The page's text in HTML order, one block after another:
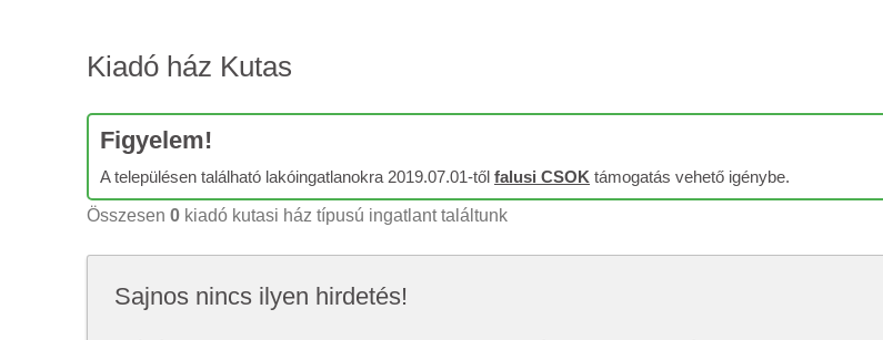
Kiadó ház Kutas
Figyelem!
A településen található lakóingatlanokra 2019.07.01-től falusi CSOK támogatás vehető igénybe.
Összesen 0 kiadó kutasi ház típusú ingatlant találtunk
Sajnos nincs ilyen hirdetés!